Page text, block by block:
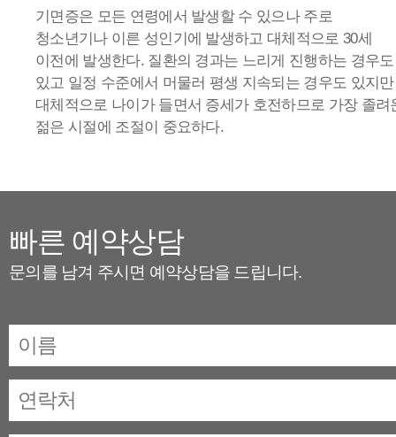
기면증은 모든 연령에서 발생할 수 있으나 주로
청소년기나 이른 성인기에 발생하고 대체적으로 30세
이전에 발생한다. 질환의 경과는 느리게 진행하는 경우도
있고 일정 수준에서 머물러 평생 지속되는 경우도 있지만
대체적으로 나이가 들면서 증세가 호전하므로 가장 졸려
젊은 시절에 조절이 중요하다.
빠른 예약상담
문의를 남겨 주시면 예약상담을 드립니다.